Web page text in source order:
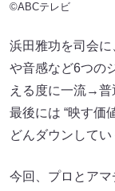
©ABCテレビ
浜田雅功を司会
や音感など6つの
える度に一流→
最後には “映す価
どんダウンしてい
今回、プロとア